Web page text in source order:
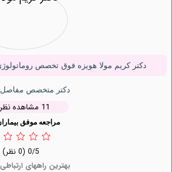
کریم مولا هویزه فوق تخصص روماتولوژی
دکتر متخصص مفاصل و عضلات
مراجعه موفق بیماران 999
بهترین راههای ارتباطی این دکتر